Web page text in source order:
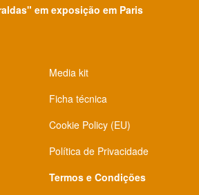
em exposição em Paris
Media kit
Ficha técnica
Cookie Policy (EU)
Política de Privacidade
Termos e Condições